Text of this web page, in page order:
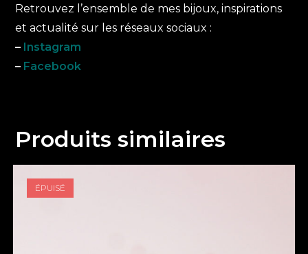
Retrouvez l’ensemble de mes bijoux, inspirations
et actualité sur les réseaux sociaux :
– Instagram
– Facebook
Produits similaires
ÉPUISÉ